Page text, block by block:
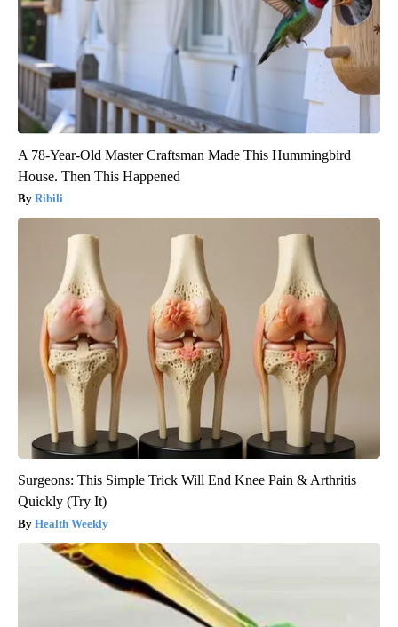
A 78-Year-Old Master Craftsman Made This Hummingbird
House. Then This Happened
Ribili
Surgeons: This Simple Trick Will End Knee Pain & Arthritis
Quickly (Try It)
Health Weekly